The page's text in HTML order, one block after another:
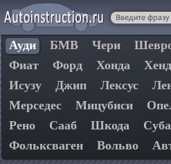
Ауди БМВ Чери
Фиат
Форд Хонда
Исузу
Джип Лексус
Мерседес
Мицубиси
Рено
Сааб Шкода
Фольксваген
Вольво